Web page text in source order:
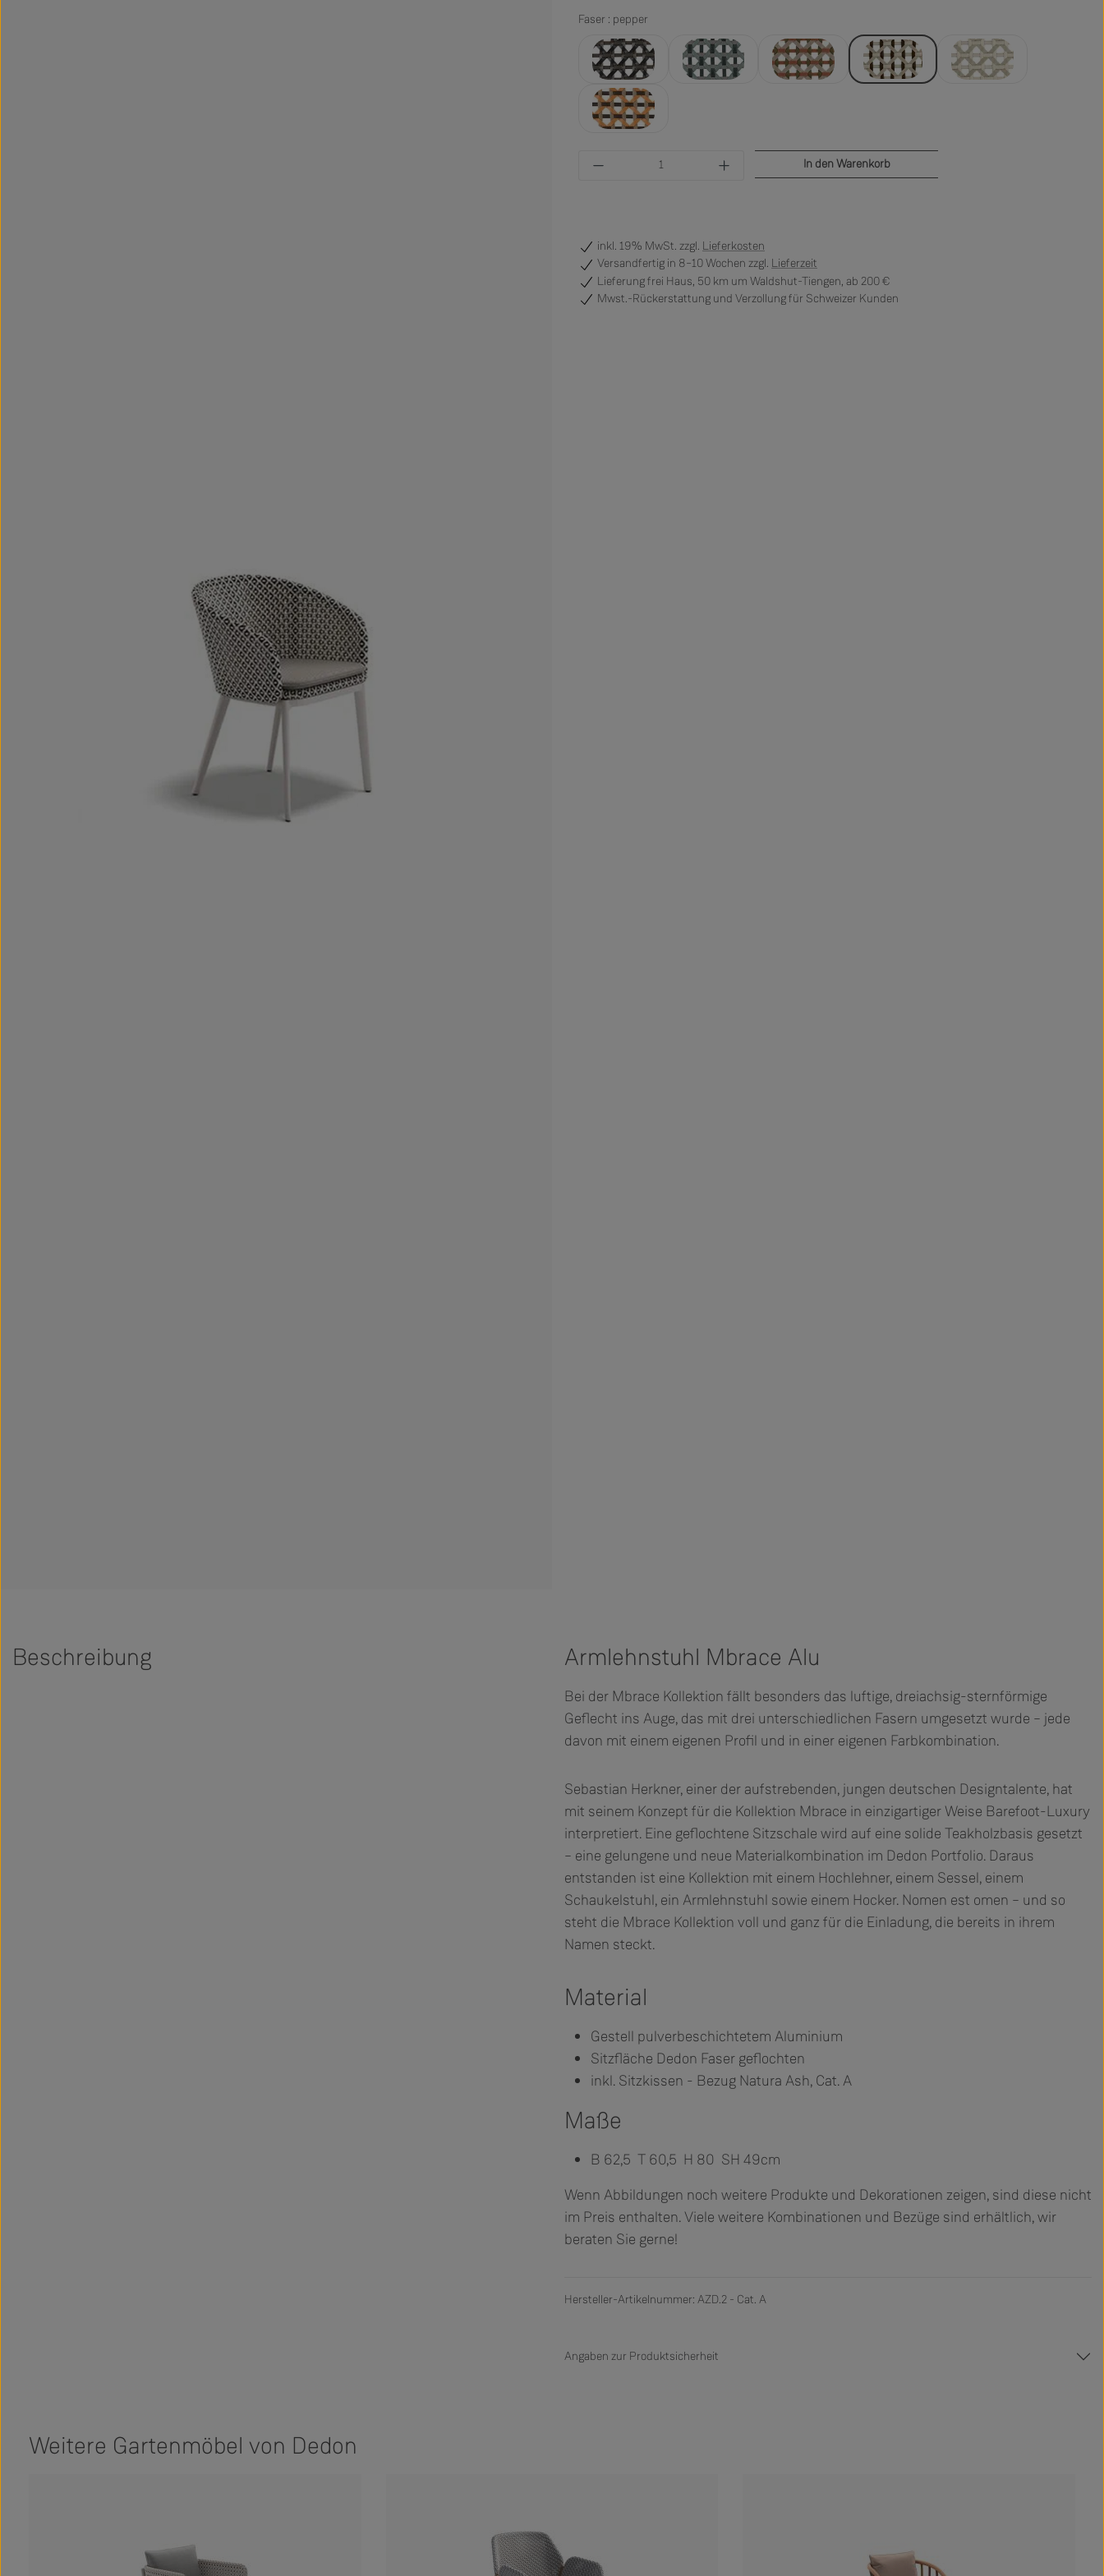
Faser : pepper
arabica baltic chestnut pepper sea salt
seville
Produkt Anzahl: Gib den gewünschten Wert ein oder
In den Warenkorb
inkl. 19% MwSt. zzgl. Lieferkosten
Versandfertig in 8–10 Wochen zzgl. Lieferzeit
Lieferung frei Haus, 50 km um Waldshut-Tiengen, ab 200 €
Mwst.-Rückerstattung und Verzollung für Schweizer Kunden
Beschreibung Armlehnstuhl Mbrace Alu
Bei der Mbrace Kollektion fällt besonders das luftige, dreiachsig-sternförmige
Geflecht ins Auge, das mit drei unterschiedlichen Fasern umgesetzt wurde – jede
davon mit einem eigenen Profil und in einer eigenen Farbkombination.
Sebastian Herkner, einer der aufstrebenden, jungen deutschen Designtalente, hat
mit seinem Konzept für die Kollektion Mbrace in einzigartiger Weise Barefoot-Luxury
interpretiert. Eine geflochtene Sitzschale wird auf eine solide Teakholzbasis gesetzt
– eine gelungene und neue Materialkombination im Dedon Portfolio. Daraus
entstanden ist eine Kollektion mit einem Hochlehner, einem Sessel, einem
Schaukelstuhl, ein Armlehnstuhl sowie einem Hocker. Nomen est omen – und so
steht die Mbrace Kollektion voll und ganz für die Einladung, die bereits in ihrem
Namen steckt.
Material
Gestell pulverbeschichtetem Aluminium
Sitzfläche Dedon Faser geflochten
inkl. Sitzkissen - Bezug Natura Ash, Cat. A
Maße
B 62,5 T 60,5 H 80 SH 49cm
Wenn Abbildungen noch weitere Produkte und Dekorationen zeigen, sind diese nicht
im Preis enthalten. Viele weitere Kombinationen und Bezüge sind erhältlich, wir
beraten Sie gerne!
Hersteller-Artikelnummer: AZD.2 - Cat. A
Angaben zur Produktsicherheit
Weitere Gartenmöbel von Dedon